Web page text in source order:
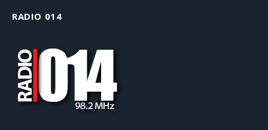
RADIO 014